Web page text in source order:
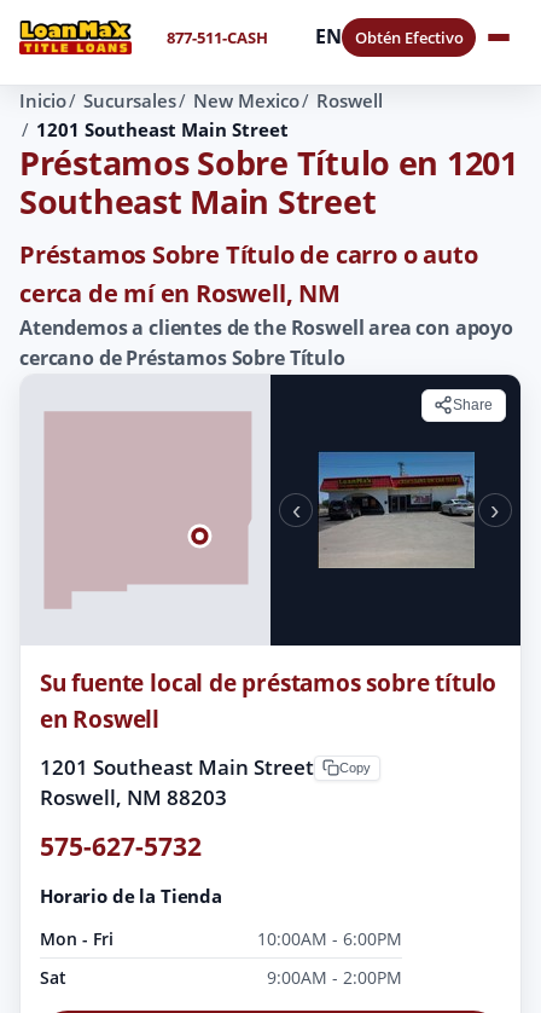
877-511-CASH EN Obtén Efectivo
Inicio Sucursales New Mexico
Roswell
1201 Southeast Main Street
Préstamos Sobre Título en 1201
Southeast Main Street
Préstamos Sobre Título de carro o auto
cerca de mí en Roswell, NM
Atendemos a clientes de the Roswell area con apoyo
cercano de Préstamos Sobre Título
Share
‹ ›
Su fuente local de préstamos sobre título
en Roswell
1201 Southeast Main Street
Roswell, NM 88203
Copy
575-627-5732
Horario de la Tienda
Mon - Fri
10:00AM - 6:00PM
Sat
9:00AM - 2:00PM